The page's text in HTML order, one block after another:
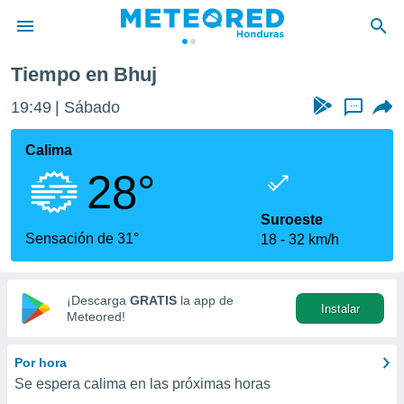
de
ha sido
calidad.
a este
las
y
digital
basada
Tiempo en Bhuj
19:49 Sábado ...
Calima
28°
Sensación de 31°
Suroeste
18
32 km/h
¡Descarga GRATIS la app de
Meteored!
Instalar
Por hora
Se espera calima en las próximas horas